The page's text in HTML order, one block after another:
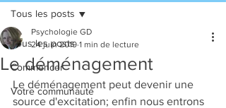
Tous les posts
Commencer
Votre communauté
Tous les posts
Le déménagement
Psychologie GD
24 juin 2019 1 min de lecture
Le déménagement peut devenir une
source d'excitation; enfin nous entrons